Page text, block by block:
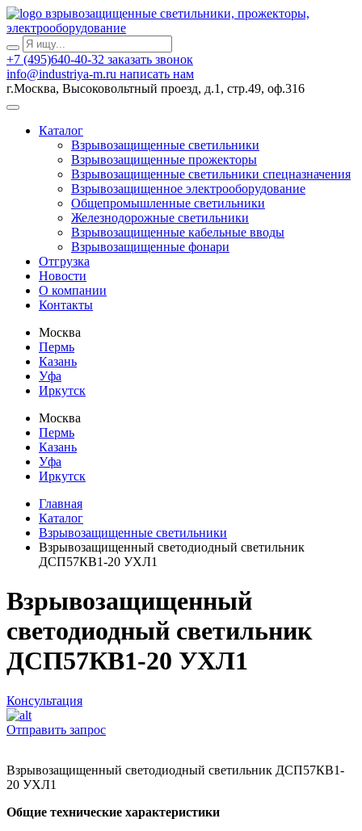
взрывозащищенные светильники, прожекторы,
электрооборудование
+7 (495)640-40-32 заказать звонок
info@industriya-m.ru написать нам
г.Москва, Высоковольтный проезд, д.1, стр.49, оф.316
Каталог
Взрывозащищенные светильники
Взрывозащищенные прожекторы
Взрывозащищенные светильники спецназначения
Взрывозащищенное электрооборудование
Общепромышленные светильники
Железнодорожные светильники
Взрывозащищенные кабельные вводы
Взрывозащищенные фонари
Отгрузка
Новости
О компании
Контакты
Москва
Пермь
Казань
Уфа
Иркутск
Москва
Пермь
Казань
Уфа
Иркутск
Главная
Каталог
Взрывозащищенные светильники
Взрывозащищенный светодиодный светильник
ДСП57КВ1-20 УХЛ1
Взрывозащищенный
светодиодный светильник
ДСП57КВ1-20 УХЛ1
Консультация
Отправить запрос
Взрывозащищенный светодиодный светильник ДСП57КВ1-
20 УХЛ1
Общие технические характеристики